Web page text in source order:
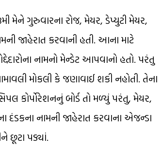
મેને ગુરુવારના રોજ, મેયર, ડેપ્યુટી મેયર,
જાહેરાત કરવાની હતી. આના માટે
નામનો મેન્ડેટ આપવાનો હતો. પરંતુ
મોકલી કે જણાવાઈ શકી નહોતી. તેના
કોર્પોરેશનનું બોર્ડ તો મળ્યું પરંતુ, મેયર,
દંડકના નામની જાહેરાત કરવાના એજન્ડા
છૂટા પડ્યાં.